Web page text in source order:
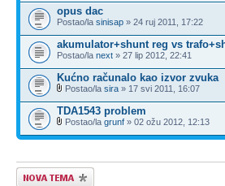
opus dac
Postao/la sinisap » 24 ruj 2011, 17:22
akumulator+shunt reg vs
Postao/la next » 27 lip 2012, 22:41
Kućno računalo kao izvor zvuka
Postao/la sira » 17 svi 2011, 16:07
TDA1543 problem
Postao/la grunf » 02 ožu 2012, 12:13
Započni novu temu